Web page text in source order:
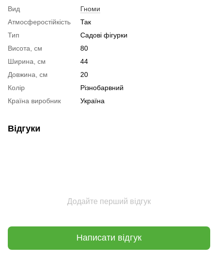
Вид
Гноми
Атмосферостійкість
Так
Тип
Садові фігурки
Висота, см
80
Ширина, см
44
Довжина, см
20
Колір
Різнобарвний
Країна виробник
Україна
Відгуки
Додайте перший відгук
Написати відгук